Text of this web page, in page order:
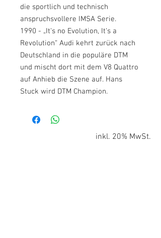
die sportlich und technisch
anspruchsvollere IMSA Serie.
1990 - „It‘s no Evolution, It‘s a
Revolution“ Audi kehrt zurück nach
Deutschland in die populäre DTM
und mischt dort mit dem V8 Quattro
auf Anhieb die Szene auf. Hans
Stuck wird DTM Champion.
inkl. 20% MwSt.